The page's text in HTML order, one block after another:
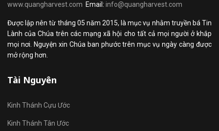
www.quangharvest.com Email: info@quangharvest.com
Được lập nên từ tháng 05 năm 2015, là mục vụ nhằm truyền bá Tin
Lành của Chúa trên các mạng xã hội cho tất cả mọi người ở khắp
mọi nơi. Nguyện xin Chúa ban phước trên mục vụ ngày càng được
mở rộng hơn.
Tài Nguyên
Kinh Thánh Cựu Ước
Kinh Thánh Tân Ước